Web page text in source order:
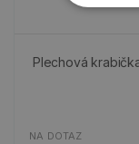
Plechová
NA DOTAZ